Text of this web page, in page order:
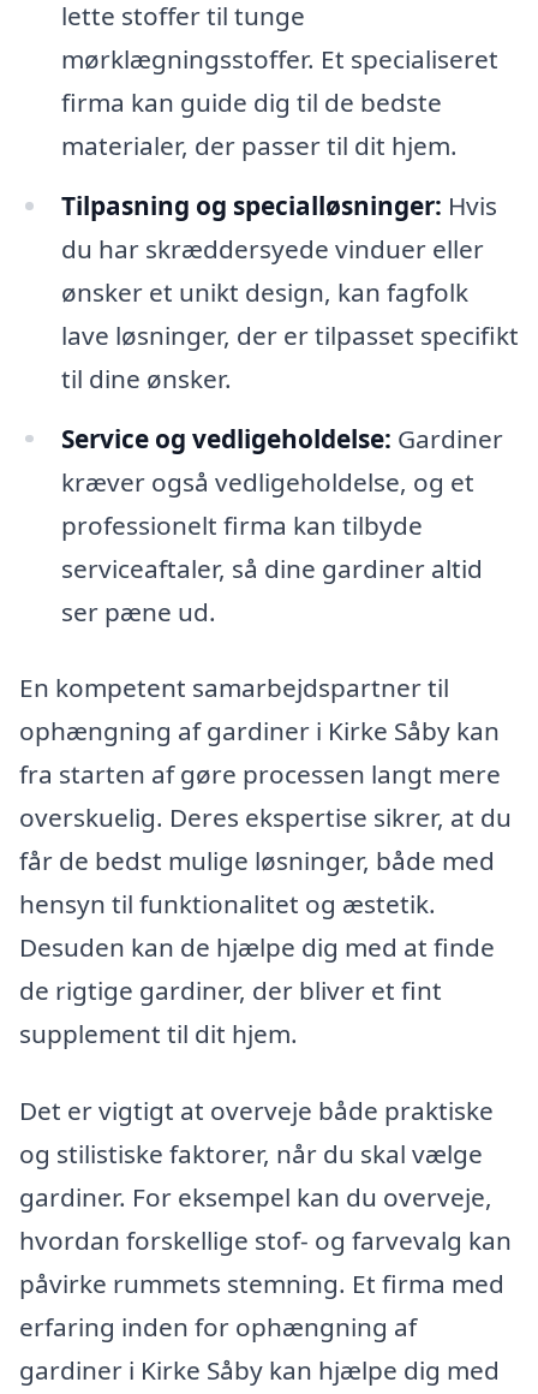
lette stoffer til tunge
mørklægningsstoffer. Et specialiseret
firma kan guide dig til de bedste
materialer, der passer til dit hjem.
Tilpasning og specialløsninger: Hvis
du har skræddersyede vinduer eller
ønsker et unikt design, kan fagfolk
lave løsninger, der er tilpasset specifikt
til dine ønsker.
Service og vedligeholdelse: Gardiner
kræver også vedligeholdelse, og et
professionelt firma kan tilbyde
serviceaftaler, så dine gardiner altid
ser pæne ud.
En kompetent samarbejdspartner til
ophængning af gardiner i Kirke Såby kan
fra starten af gøre processen langt mere
overskuelig. Deres ekspertise sikrer, at du
får de bedst mulige løsninger, både med
hensyn til funktionalitet og æstetik.
Desuden kan de hjælpe dig med at finde
de rigtige gardiner, der bliver et fint
supplement til dit hjem.
Det er vigtigt at overveje både praktiske
og stilistiske faktorer, når du skal vælge
gardiner. For eksempel kan du overveje,
hvordan forskellige stof- og farvevalg kan
påvirke rummets stemning. Et firma med
erfaring inden for ophængning af
gardiner i Kirke Såby kan hjælpe dig med